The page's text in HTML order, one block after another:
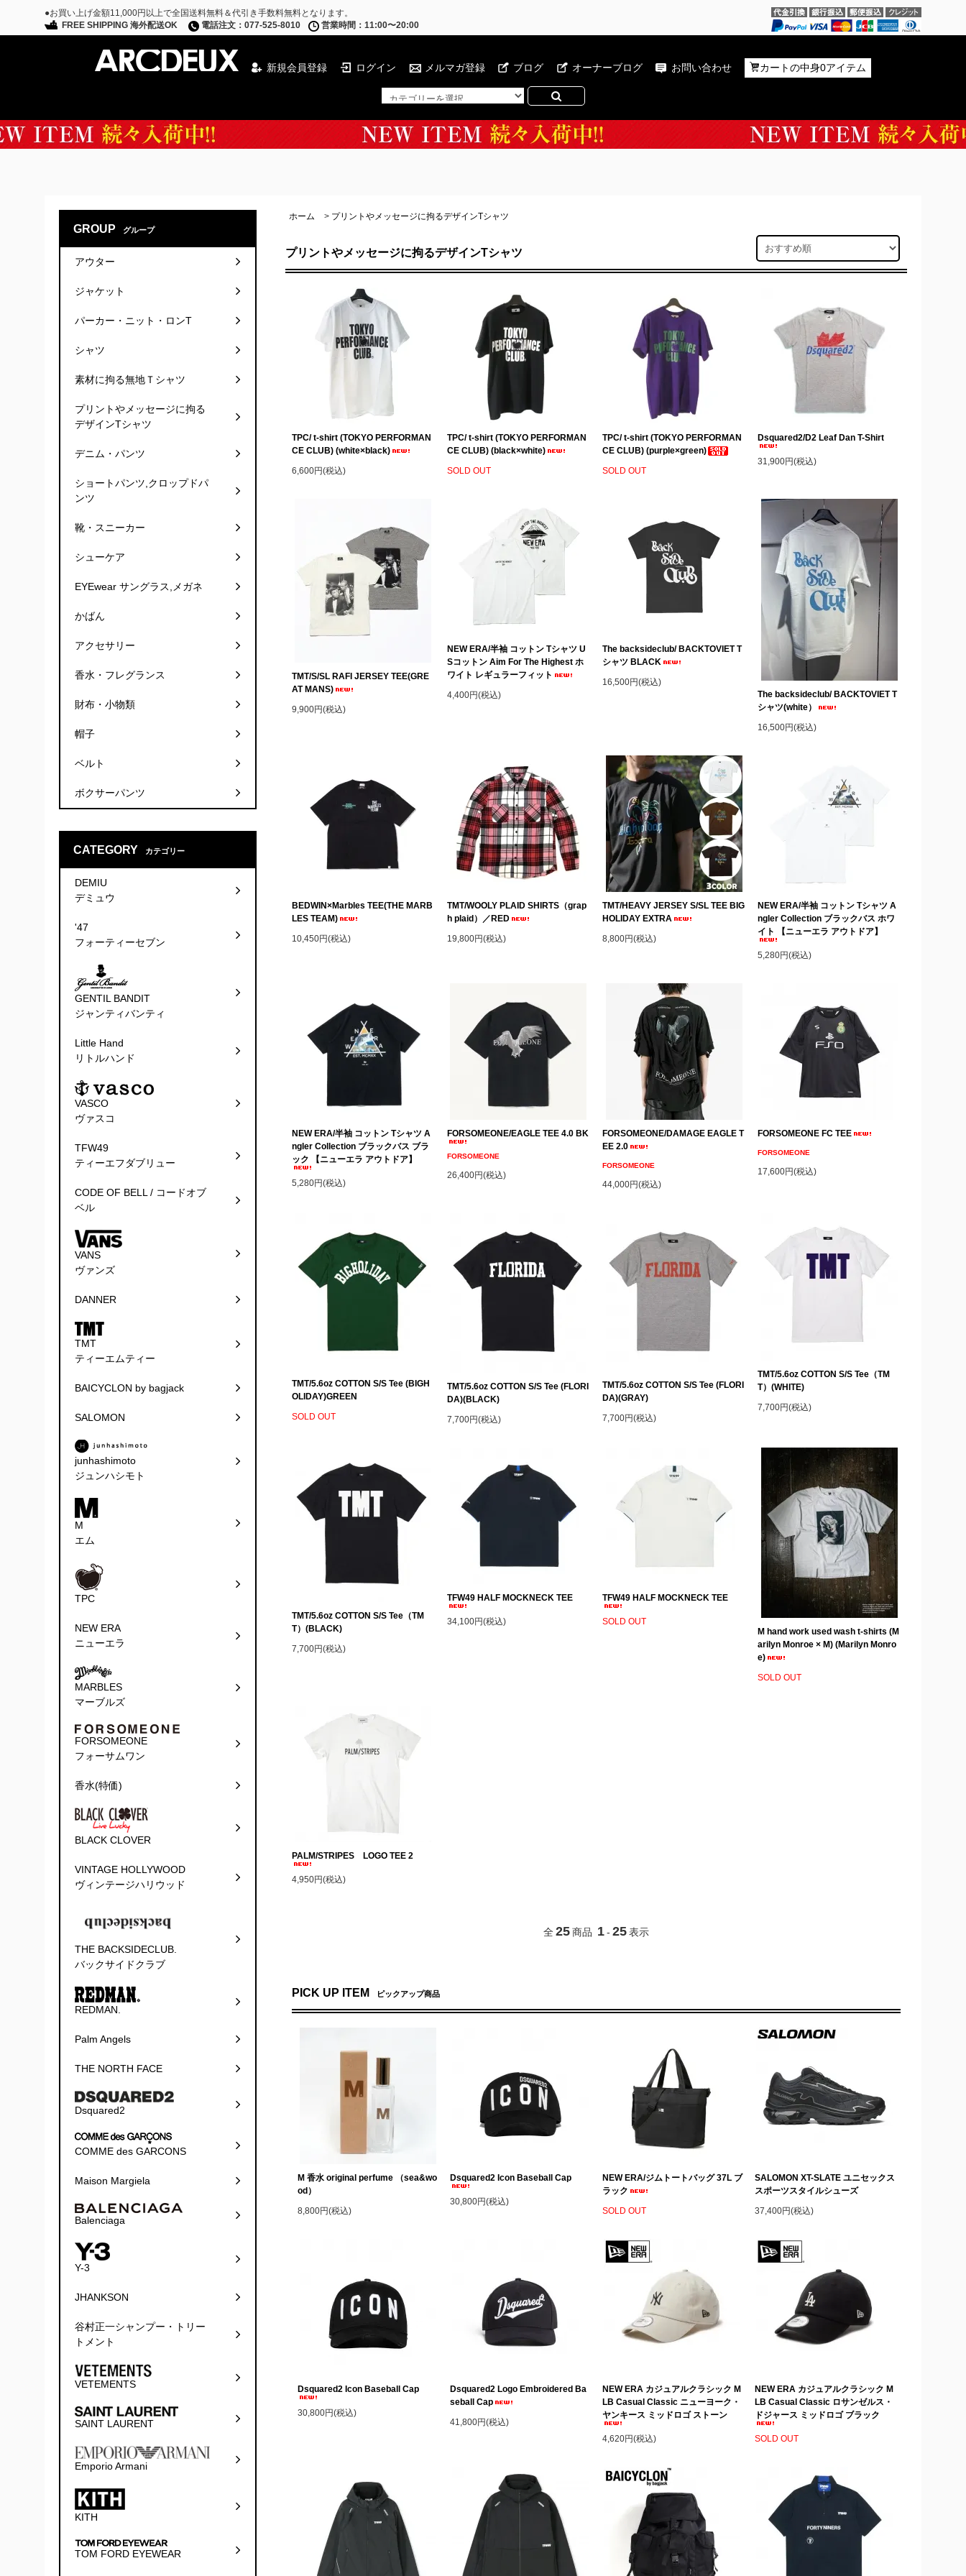
●お買い上げ金額11,000円以上で全国送料無料＆代引き手数料無料となります。
FREE SHIPPING 海外配送OK
電話注文：077-525-8010 営業時間：11:00〜20:00
新規会員登録 ログイン メルマガ登録 ブログ オーナーブログ お問い合わせ カートの中身0アイテム
ホーム > プリントやメッセージに拘るデザインTシャツ
プリントやメッセージに拘るデザインTシャツ
TPC/ t-shirt (TOKYO PERFORMAN
CE CLUB) (white×black)
6,600円(税込)
TPC/ t-shirt (TOKYO PERFORMAN
CE CLUB) (black×white)
SOLD OUT
TPC/ t-shirt (TOKYO PERFORMAN
CE CLUB) (purple×green)
SOLD OUT
Dsquared2/D2 Leaf Dan T-Shirt
31,900円(税込)
TMT/S/SL RAFI JERSEY TEE(GRE
AT MANS)
9,900円(税込)
NEW ERA/半袖 コットン Tシャツ U
Sコットン Aim For The Highest ホ
ワイト レギュラーフィット
4,400円(税込)
The backsideclub/ BACKTOVIET T
シャツ BLACK
16,500円(税込)
The backsideclub/ BACKTOVIET T
シャツ(white）
16,500円(税込)
BEDWIN×Marbles TEE(THE MARB
LES TEAM)
10,450円(税込)
TMT/WOOLY PLAID SHIRTS（grap
h plaid）／RED
19,800円(税込)
TMT/HEAVY JERSEY S/SL TEE BIG
HOLIDAY EXTRA
8,800円(税込)
NEW ERA/半袖 コットン Tシャツ A
ngler Collection ブラックバス ホワ
イト 【ニューエラ アウトドア】
5,280円(税込)
NEW ERA/半袖 コットン Tシャツ A
ngler Collection ブラックバス ブラ
ック 【ニューエラ アウトドア】
5,280円(税込)
FORSOMEONE/EAGLE TEE 4.0 BK
FORSOMEONE
26,400円(税込)
FORSOMEONE/DAMAGE EAGLE T
EE 2.0
FORSOMEONE
44,000円(税込)
FORSOMEONE FC TEE
FORSOMEONE
17,600円(税込)
TMT/5.6oz COTTON S/S Tee (BIGH
OLIDAY)GREEN
SOLD OUT
TMT/5.6oz COTTON S/S Tee (FLORI
DA)(BLACK)
7,700円(税込)
TMT/5.6oz COTTON S/S Tee (FLORI
DA)(GRAY)
7,700円(税込)
TMT/5.6oz COTTON S/S Tee（TM
T）(WHITE)
7,700円(税込)
TMT/5.6oz COTTON S/S Tee（TM
T）(BLACK)
7,700円(税込)
TFW49 HALF MOCKNECK TEE
34,100円(税込)
TFW49 HALF MOCKNECK TEE
SOLD OUT
M hand work used wash t-shirts (M
arilyn Monroe × M) (Marilyn Monro
e)
SOLD OUT
PALM/STRIPES LOGO TEE 2
4,950円(税込)
全25商品 1- 25表示
PICK UP ITEM ピックアップ商品
M 香水 original perfume （sea&wo
od）
8,800円(税込)
Dsquared2 Icon Baseball Cap
30,800円(税込)
NEW ERA/ジムトートバッグ 37L ブ
ラック
SOLD OUT
SALOMON XT-SLATE ユニセックス
スポーツスタイルシューズ
37,400円(税込)
Dsquared2 Icon Baseball Cap
30,800円(税込)
Dsquared2 Logo Embroidered Ba
seball Cap
41,800円(税込)
NEW ERA カジュアルクラシック M
LB Casual Classic ニューヨーク・
ヤンキース ミッドロゴ ストーン
4,620円(税込)
NEW ERA カジュアルクラシック M
LB Casual Classic ロサンゼルス・
ドジャース ミッドロゴ ブラック
SOLD OUT
GROUP グループ
アウター
ジャケット
パーカー・ニット・ロンT
シャツ
素材に拘る無地Ｔシャツ
プリントやメッセージに拘る
デザインTシャツ
デニム・パンツ
ショートパンツ,クロップドパ
ンツ
靴・スニーカー
シューケア
EYEwear サングラス,メガネ
かばん
アクセサリー
香水・フレグランス
財布・小物類
帽子
ベルト
ボクサーパンツ
CATEGORY カテゴリー
DEMIU
デミュウ
'47
フォーティーセブン
GENTIL BANDIT
ジャンティバンティ
Little Hand
リトルハンド
VASCO
ヴァスコ
TFW49
ティーエフダブリュー
CODE OF BELL / コードオブ
ベル
VANS
ヴァンズ
DANNER
TMT
ティーエムティー
BAICYCLON by bagjack
SALOMON
junhashimoto
ジュンハシモト
M
エム
TPC
NEW ERA
ニューエラ
MARBLES
マーブルズ
FORSOMEONE
フォーサムワン
香水(特価)
BLACK CLOVER
VINTAGE HOLLYWOOD
ヴィンテージハリウッド
THE BACKSIDECLUB.
バックサイドクラブ
REDMAN.
Palm Angels
THE NORTH FACE
Dsquared2
COMME des GARCONS
Maison Margiela
Balenciaga
Y-3
JHANKSON
谷村正一シャンプー・トリー
トメント
VETEMENTS
SAINT LAURENT
Emporio Armani
KITH
TOM FORD EYEWEAR